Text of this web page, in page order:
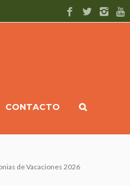
CONTACTO
de Vacaciones 2026